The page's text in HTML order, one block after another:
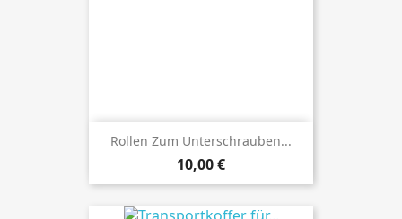
Rollen Zum Unterschrauben...
Preis
10,00 €